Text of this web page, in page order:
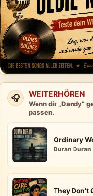
🎧 WEITERHÖREN
Wenn dir „Dandy“
passen.
Ordinary
Duran Duran
They Don't